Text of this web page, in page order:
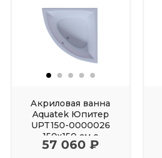
Акриловая ванна
Aquatek Юпитер
UPT150-0000026
150х150 см с
фронтальным
57 060 ₽